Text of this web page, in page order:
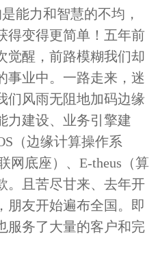
能力和智慧的不均，
得变得更简单！五年前
觉醒，前路模糊我们却
事业中。一路走来，迷
们风雨无阻地加码边缘
力建设、业务引擎建
（边缘计算操作系
网底座）、E-theus（算
。且苦尽甘来、去年开
朋友开始遍布全国。即
服务了大量的客户和完